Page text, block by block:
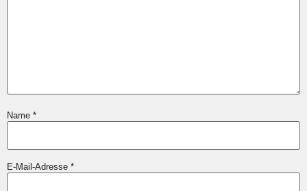
Name *
E-Mail-Adresse *